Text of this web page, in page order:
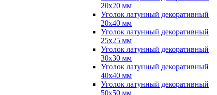
20x20 мм
Уголок латунный декоративный
20x40 мм
Уголок латунный декоративный
25x25 мм
Уголок латунный декоративный
30x30 мм
Уголок латунный декоративный
40x40 мм
Уголок латунный декоративный
50x50 мм